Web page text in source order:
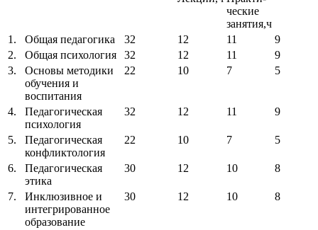
ческие
занятия,ч
1.
Общая педагогика 32 12 11
9
2.
Общая психология 32 12 11
9
3.
Основы методики
обучения и
воспитания
22 10 7 5
4.
Педагогическая
психология
32 12 11 9
5.
Педагогическая
конфликтология
22 10 7 5
6.
Педагогическая
этика
30 12 10 8
7.
Инклюзивное и
интегрированное
образование
30 12 10 8